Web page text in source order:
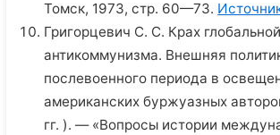
Томск, 1973, стр. 60—73.
Григорцевич С. С. Крах
антикоммунизма. Внешняя
послевоенного периода в
американских буржуазных
гг. ). — «Вопросы истории